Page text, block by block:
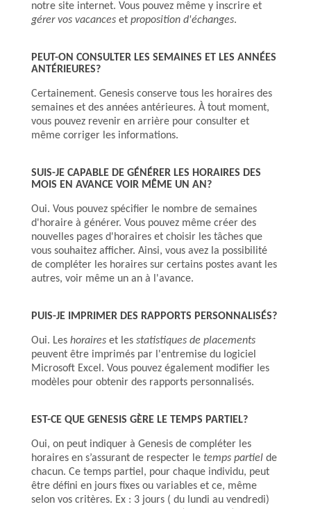
notre site internet. Vous pouvez même y inscrire et
gérer vos vacanceset proposition d'échanges.
PEUT-ON CONSULTER LES SEMAINES ET LES ANNÉES
ANTÉRIEURES?
Certainement. Genesis conserve tous les horaires des
semaines et des années antérieures. À tout moment,
vous pouvez revenir en arrière pour consulter et
même corriger les informations.
SUIS-JE CAPABLE DE GÉNÉRER LES HORAIRES DES
MOIS EN AVANCE VOIR MÊME UN AN?
Oui. Vous pouvez spécifier le nombre de semaines
d'horaire à générer. Vous pouvez même créer des
nouvelles pages d'horaires et choisir les tâches que
vous souhaitez afficher. Ainsi, vous avez la possibilité
de compléter les horaires sur certains postes avant les
autres, voir même un an à l'avance.
PUIS-JE IMPRIMER DES RAPPORTS PERSONNALISÉS?
Oui. Les horaireset les statistiques de placements
peuvent être imprimés par l'entremise du logiciel
Microsoft Excel. Vous pouvez également modifier les
modèles pour obtenir des rapports personnalisés.
EST-CE QUE GENESIS GÈRE LE TEMPS PARTIEL?
Oui, on peut indiquer à Genesis de compléter les
horaires en s’assurant de respecter le temps partielde
chacun. Ce temps partiel, pour chaque individu, peut
être défini en jours fixes ou variables et ce, même
selon vos critères. Ex : 3 jours ( du lundi au vendredi)